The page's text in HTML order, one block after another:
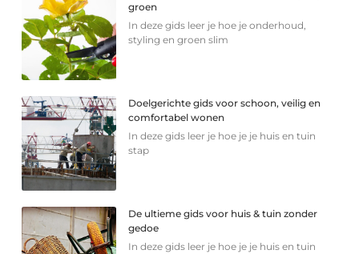
groen
In deze gids leer je hoe je onderhoud,
styling en groen slim
Doelgerichte gids voor schoon, veilig en
comfortabel wonen
In deze gids leer je hoe je je huis en tuin
stap
De ultieme gids voor huis & tuin zonder
gedoe
In deze gids leer je hoe je je huis en tuin